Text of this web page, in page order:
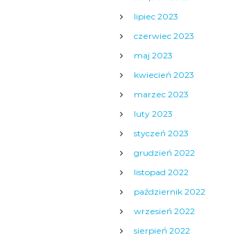
lipiec 2023
czerwiec 2023
maj 2023
kwiecień 2023
marzec 2023
luty 2023
styczeń 2023
grudzień 2022
listopad 2022
październik 2022
wrzesień 2022
sierpień 2022